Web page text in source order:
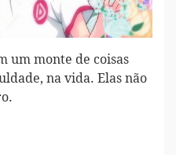
um monte de coisas
na vida. Elas não